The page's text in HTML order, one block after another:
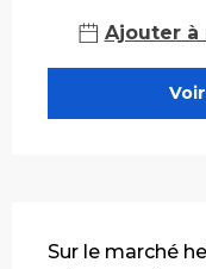
Ajouter à
Sur le marché